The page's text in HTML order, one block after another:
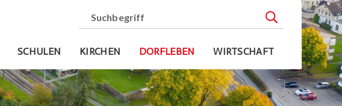
Suchbegriff
Suche starten
SCHULEN KIRCHEN DORFLEBEN WIRTSCHAFT